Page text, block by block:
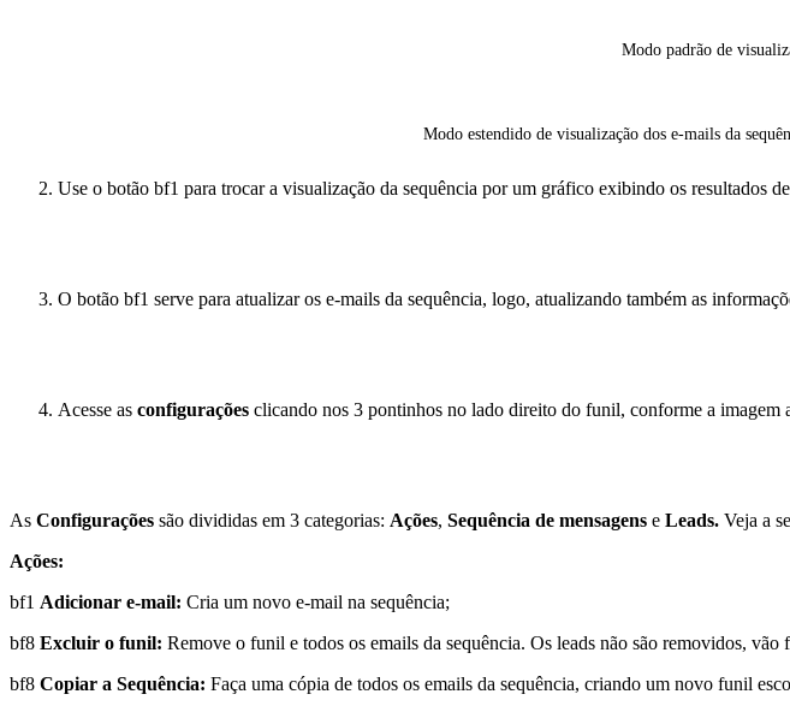
Modo padrão de
Modo estendido de visualização dos e-mails da
Use o botão bf1 para trocar a visualização da sequência por um gráfico exibindo os resultados
O botão bf1 serve para atualizar os e-mails da sequência, logo, atualizando também as
Acesse as configurações clicando nos 3 pontinhos no lado direito do funil, conforme a imagem
As Configurações são divididas em 3 categorias: Ações, Sequência de mensagens e Leads. Veja a
Ações:
bf1 Adicionar e-mail: Cria um novo e-mail na sequência;
bf8 Excluir o funil: Remove o funil e todos os emails da sequência. Os leads não são removidos,
bf8 Copiar a Sequência: Faça uma cópia de todos os emails da sequência, criando um novo funil